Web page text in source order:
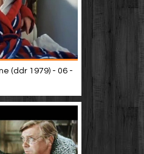
(ddr 1979) - 06 -